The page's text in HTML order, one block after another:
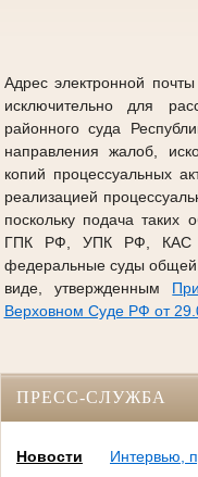
Адрес электронной
исключительно для
районного суда
направления жалоб,
копий процессуальных
реализацией
поскольку подача таких
ГПК РФ, УПК РФ, КАС
федеральные суды общей
виде, утвержденным
Верховном Суде РФ от
ПРЕСС-СЛУЖБА
Новости
Интервью,